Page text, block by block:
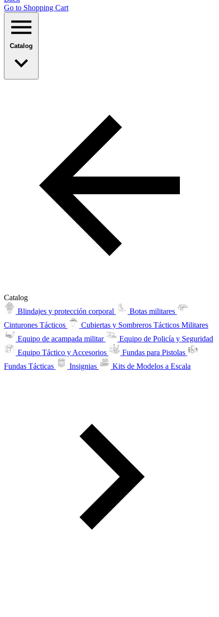
Go to Shopping Сart
Catalog
Catalog
Blindajes y protección corporal
Botas militares
Cinturones Tácticos
Cubiertas y Sombreros Tácticos Militares
Equipo de acampada militar
Equipo de Policía y Seguridad
Equipo Táctico y Accesorios
Fundas para Pistolas
Fundas Tácticas
Insignias Kits de Modelos a Escala